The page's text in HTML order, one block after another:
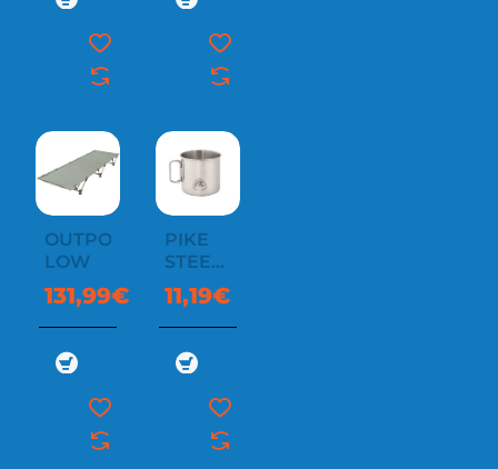
OUTPOST
LOW
131,99€
PIKE
STEEL
MUG
11,19€